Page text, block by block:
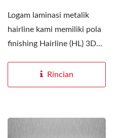
Logam laminasi metalik
hairline kami memiliki pola
finishing Hairline (HL) 3D
Rincian